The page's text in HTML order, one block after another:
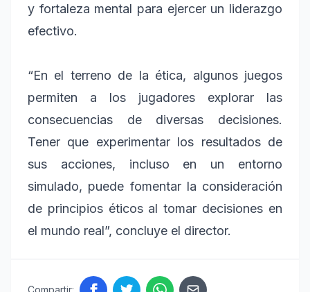
y fortaleza mental para ejercer un liderazgo
efectivo.
“En el terreno de la ética, algunos juegos
permiten a los jugadores explorar las
consecuencias de diversas decisiones.
Tener que experimentar los resultados de
sus acciones, incluso en un entorno
simulado, puede fomentar la consideración
de principios éticos al tomar decisiones en
el mundo real”, concluye el director.
Compartir: